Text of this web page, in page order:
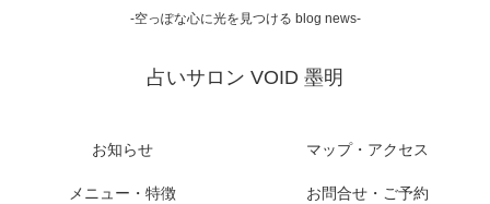
-空っぽな心に光を見つける blog news-
占いサロン VOID 墨明
お知らせ マップ・アクセス
メニュー・特徴 お問合せ・ご予約